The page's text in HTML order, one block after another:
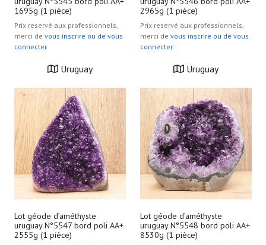
1695g (1 pièce)
Prix reservé aux professionnels,
merci de vous inscrire ou de vous
connecter
Uruguay
2965g (1 pièce)
Prix reservé aux professionnels,
merci de vous inscrire ou de vous
connecter
Uruguay
Lot géode d’améthyste
uruguay N°5547 bord poli AA+
2555g (1 pièce)
Lot géode d’améthyste
uruguay N°5548 bord poli AA+
8530g (1 pièce)